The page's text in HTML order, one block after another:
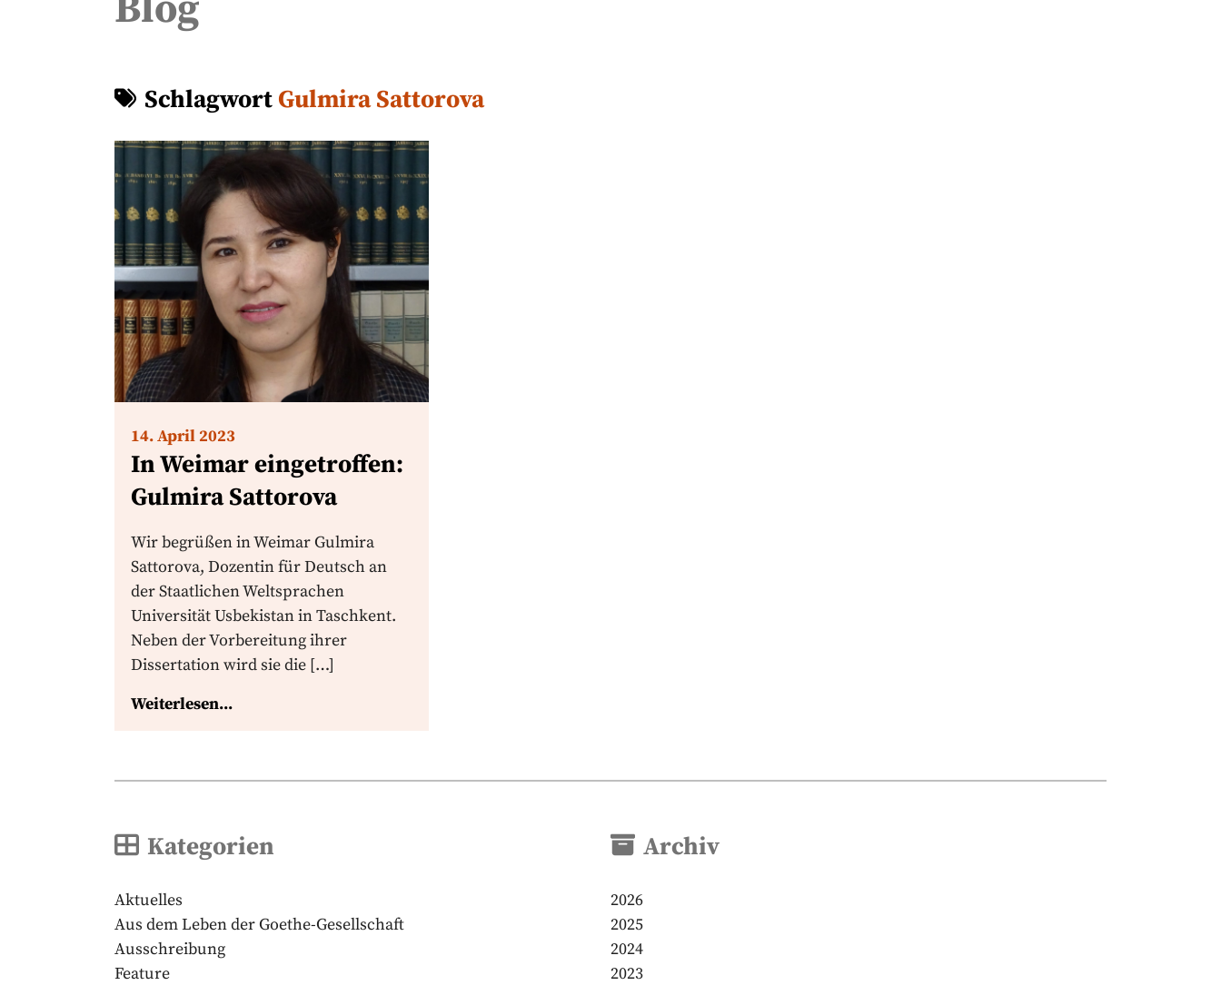
Schlagwort Gulmira Sattorova
14. April 2023
In Weimar eingetroffen:
Gulmira Sattorova
Wir begrüßen in Weimar Gulmira
Sattorova, Dozentin für Deutsch an
der Staatlichen Weltsprachen
Universität Usbekistan in Taschkent.
Neben der Vorbereitung ihrer
Dissertation wird sie die […]
Weiterlesen...
Kategorien
Aktuelles
Aus dem Leben der Goethe-Gesellschaft
Ausschreibung
Feature
Archiv
2026
2025
2024
2023